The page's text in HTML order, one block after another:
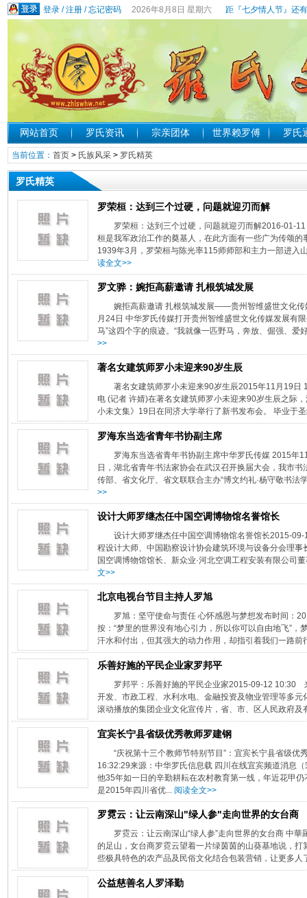
登录/注册/忘记密码 2026年8月8日 星期六 距『七夕情人节』还
网站首页 罗氏资讯 宗亲团体 世界赖罗傅 罗氏
当前位置： 首页> 氏族风采> 罗氏精英
罗氏精英
罗荣桓：达到三个过硬，问题就迎刃而解
罗荣桓：达到三个过硬，问题就迎刃而解2016-01-
桓是我军政治工作的奠基人，在此方面有一些广为传
1939年3月，罗荣桓与陈光率115师师部和主力一部进入
读全文>>
罗文骅：婉拒高薪邀请 扎根筑城发展
婉拒高薪邀请 扎根筑城发展——贵州智维盛世文化
月24日 中华罗氏传媒打开贵州智维盛世文化传媒发展有
马”这四个字的痕迹。“我就像一匹野马，奔放、倔强、爱
>>
著名女建筑师罗小未迎来90岁生辰
著名女建筑师罗小未迎来90岁生辰2015年11月19
电 (记者 许婧)在著名女建筑师罗小未迎来90岁生辰之际
小未文集》19日在同济大学举行了新书发布会。 毕业于
罗海东当选省青年书协副主席
罗海东当选省青年书协副主席中华罗氏传媒 2015年
日，湖北省青年书法家协会在武汉召开换届大会，我市
传部、省文化厅、省文联联合主办“博文约礼·杨守敬书法
>>
设计大师罗继杰任中国空调博物馆名誉馆长
设计大师罗继杰任中国空调博物馆名誉馆长2015-
程设计大师、中国勘察设计协会建筑环境与设备分会理
国空调博物馆馆长、新众业·河北空调工程安装有限公司
文>>
北京电视台节目主持人罗旭
罗旭：坚守使命与责任 心怀感恩与梦想发布时间：
按：“梦里的世界没有地心引力，所以你可以自由地飞”
汗水和付出，但其强大的动力作用，却指引着我们一路
乐善好施的平民企业家罗邦平
罗邦平：乐善好施的平民企业家2015-09-12 10:30
开发、市政工程、水利水电、金融投资及物业管理等多
滚动播放的集团企业文化宣传片，省、市、区人民政府及
宜宾长宁县省级优秀教师罗建钢
“庆祝第十三个教师节特别节目”：宜宾长宁县省级
16:32:29来源：中华罗氏信息载 四川在线宜宾频道消息
他35年如一日的辛勤耕耘在农村教育第一线，年近花甲
是2015年四川省优... 阅读全文>>
罗霓云：让云南深山"绿人参"走向世界的女台商
罗霓云：让云南深山“绿人参”走向世界的女台商 中
的足山，女台商罗霓云望着一片绿茵茵的山葵基地说，打
些极具特色的农产品及民俗文化结合包装营销，让更多
公益慈善名人罗泽勤